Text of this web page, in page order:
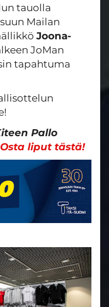
tauolla
Mailan
Joona-
JoMan
tapahtuma
Pallo
Osta liput tästä!